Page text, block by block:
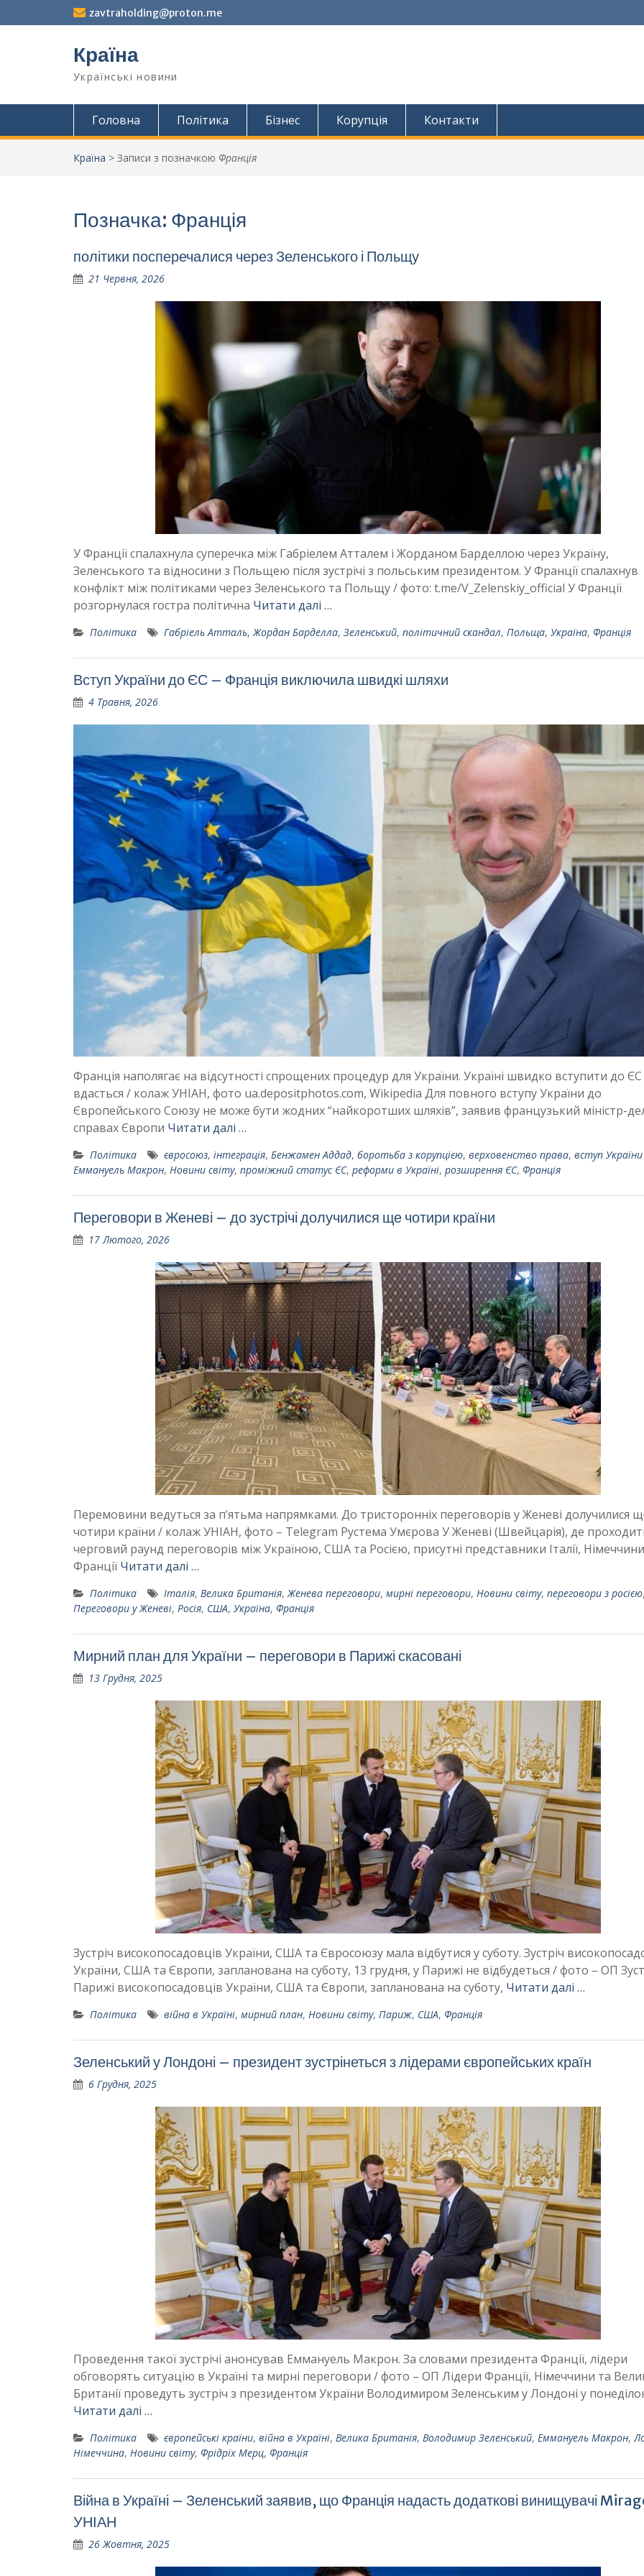
до
zavtraholding@proton.me
Країна
Українські новини
Головна Політика Бізнес Корупція Контакти
Країна > Записи з позначкою Франція
Позначка: Франція
політики посперечалися через Зеленського і Польщу
21 Червня, 2026
У Франції спалахнула суперечка між Габріелем Атталем і Жорданом Барделлою через Україну,
Зеленського та відносини з Польщею після зустрічі з польським президентом. У Франції спалахнув
конфлікт між політиками через Зеленського та Польщу / фото: t.me/V_Zelenskiy_official У Франції
розгорнулася гостра політична Читати далі …
Політика Габріель Атталь,Жордан Барделла, Зеленський, політичний скандал, Польща, Україна, Франція
Вступ України до ЄС – Франція виключила швидкі шляхи
4 Травня, 2026
Франція наполягає на відсутності спрощених процедур для України. Україні швидко вступити до
вдасться / колаж УНІАН, фото ua.depositphotos.com, Wikipedia Для повного вступу України до
Європейського Союзу не може бути жодних “найкоротших шляхів”, заявив французький міністр-
справах Європи Читати далі …
Політика євросоюз, інтеграція, Бенжамен Аддад, боротьба з корупцією, верховенство права, вступ
Еммануель Макрон, Новини світу, проміжний статус ЄС, реформи в Україні, розширення ЄС, Франція
Переговори в Женеві – до зустрічі долучилися ще чотири країни
17 Лютого, 2026
Перемовини ведуться за пʼятьма напрямками. До тристоронніх переговорів у Женеві долучилися
чотири країни / колаж УНІАН, фото – Telegram Рустема Умєрова У Женеві (Швейцарія), де
черговий раунд переговорів між Україною, США та Росією, присутні представники Італії,
Франції Читати далі …
Політика Італія, Велика Британія, Женева переговори, мирні переговори, Новини світу, переговори з росією,
Переговори у Женеві, Росія, США, Україна, Франція
Мирний план для України – переговори в Парижі скасовані
13 Грудня, 2025
Зустріч високопосадовців України, США та Євросоюзу мала відбутися у суботу. Зустріч
України, США та Європи, запланована на суботу, 13 грудня, у Парижі не відбудеться / фото – ОП
Парижі високопосадовців України, США та Європи, запланована на суботу, Читати далі …
Політика війна в Україні, мирний план, Новини світу, Париж, США, Франція
Зеленський у Лондоні – президент зустрінеться з лідерами європейських країн
6 Грудня, 2025
Проведення такої зустрічі анонсував Еммануель Макрон. За словами президента Франції, лідери
обговорять ситуацію в Україні та мирні переговори / фото – ОП Лідери Франції, Німеччини та
Британії проведуть зустріч з президентом України Володимиром Зеленським у Лондоні у
Читати далі …
Політика європейські країни, війна в Україні, Велика Британія, Володимир Зеленський, Еммануель Макрон,
Німеччина, Новини світу, Фрідріх Мерц, Франція
Війна в Україні – Зеленський заявив, що Франція надасть додаткові винищувачі
УНІАН
26 Жовтня, 2025